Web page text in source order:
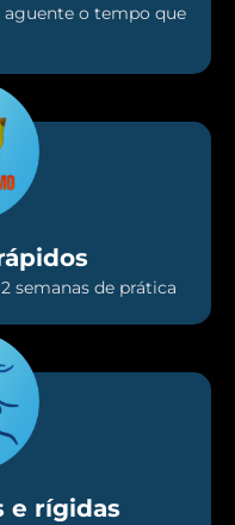
aguente o tempo que
semanas de prática
e rígidas